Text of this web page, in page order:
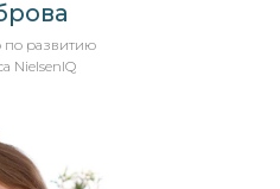
по развитию
NielsenIQ